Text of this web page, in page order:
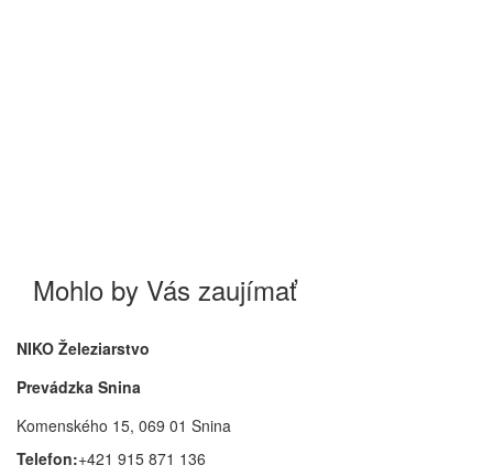
Mohlo by Vás zaujímať
NIKO Železiarstvo
Prevádzka Snina
Komenského 15, 069 01 Snina
Telefon:+421 915 871 136